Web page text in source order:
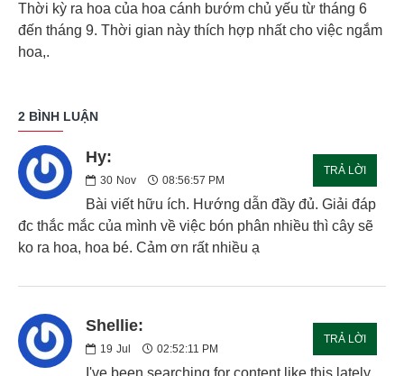
Thời kỳ ra hoa của hoa cánh bướm chủ yếu từ tháng 6
đến tháng 9. Thời gian này thích hợp nhất cho việc ngắm
hoa,.
2 BÌNH LUẬN
Hy:
30 Nov 08:56:57 PM
TRẢ LỜI
Bài viết hữu ích. Hướng dẫn đầy đủ. Giải đáp
đc thắc mắc của mình về việc bón phân nhiều thì cây sẽ
ko ra hoa, hoa bé. Cảm ơn rất nhiều ạ
Shellie:
19 Jul 02:52:11 PM
TRẢ LỜI
I've been searching for content like this lately.